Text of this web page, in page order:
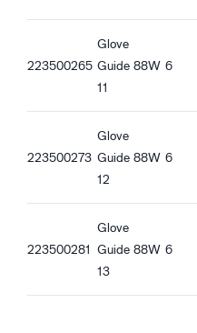
223500265
Glove
Guide 88W
11
6
223500273
Glove
Guide 88W
12
6
223500281
Glove
Guide 88W
13
6